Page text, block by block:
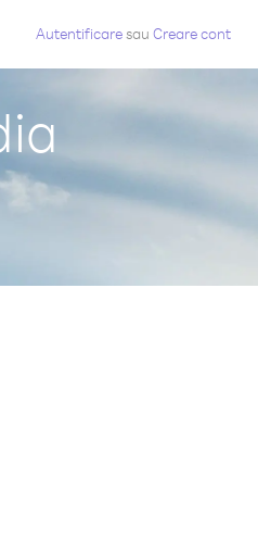
Autentificaresau Creare cont